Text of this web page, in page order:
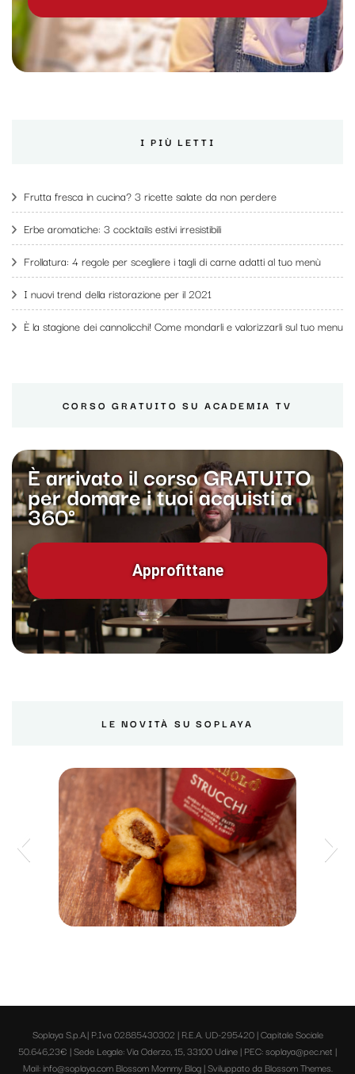
I PIÙ LETTI
Frutta fresca in cucina? 3 ricette salate da non perdere
Erbe aromatiche: 3 cocktails estivi irresistibili
Frollatura: 4 regole per scegliere i tagli di carne adatti al tuo menù
I nuovi trend della ristorazione per il 2021
È la stagione dei cannolicchi! Come mondarli e valorizzarli sul tuo menu
CORSO GRATUITO SU ACADEMIA TV
È arrivato il corso GRATUITO
per domare i tuoi acquisti a
360°
Approfittane
LE NOVITÀ SU SOPLAYA
Soplaya S.p.A.| P.Iva 02885430302 | R.E.A. UD-295420 | Capitale Sociale
50.646,23€ | Sede Legale: Via Oderzo, 15, 33100 Udine | PEC: soplaya@pec.net |
Mail: info@soplaya.comBlossom Mommy Blog | Sviluppato da Blossom Themes